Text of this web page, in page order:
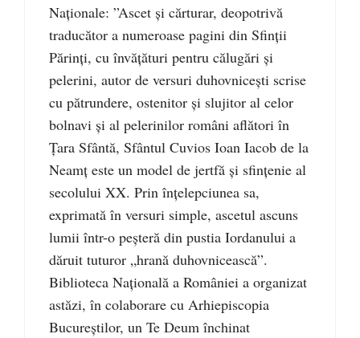
Naționale: ”Ascet şi cărturar, deopotrivă
traducător a numeroase pagini din Sfinţii
Părinţi, cu învăţături pentru călugări şi
pelerini, autor de versuri duhovniceşti scrise
cu pătrundere, ostenitor şi slujitor al celor
bolnavi şi al pelerinilor români aflători în
Ţara Sfântă, Sfântul Cuvios Ioan Iacob de la
Neamţ este un model de jertfă şi sfinţenie al
secolului XX. Prin înţelepciunea sa,
exprimată în versuri simple, ascetul ascuns
lumii într-o peşteră din pustia Iordanului a
dăruit tuturor „hrană duhovnicească”.
Biblioteca Naţională a României a organizat
astăzi, în colaborare cu Arhiepiscopia
Bucureştilor, un Te Deum închinat